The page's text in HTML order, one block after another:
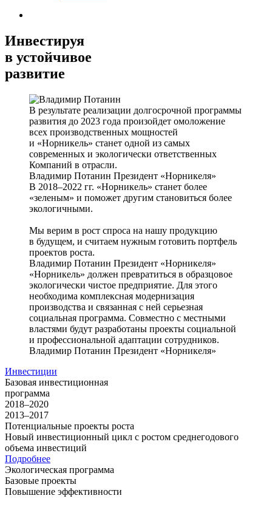
Инвестируя
в устойчивое
развитие
В результате реализации долгосрочной программы
развития до 2023 года произойдет омоложение
всех производственных мощностей
и «Норникель» станет одной из самых
современных и экологически ответственных
Компаний в отрасли.
Владимир Потанин Президент «Норникеля»
В 2018–2022 гг. «Норникель» станет более
«зеленым» и поможет другим становиться более
экологичными.
Мы верим в рост спроса на нашу продукцию
в будущем, и считаем нужным готовить портфель
проектов роста.
Владимир Потанин Президент «Норникеля»
«Норникель» должен превратиться в образцовое
экологически чистое предприятие. Для этого
необходима комплексная модернизация
производства и связанная с ней серьезная
социальная программа. Совместно с местными
властями будут разработаны проекты социальной
и профессиональной адаптации сотрудников.
Владимир Потанин Президент «Норникеля»
Инвестиции
Базовая инвестиционная
программа
2018–2020
2013–2017
Потенциальные проекты роста
Новый инвестиционный цикл с ростом среднегодового
объема инвестиций
Подробнее
Экологическая программа
Базовые проекты
Повышение эффективности